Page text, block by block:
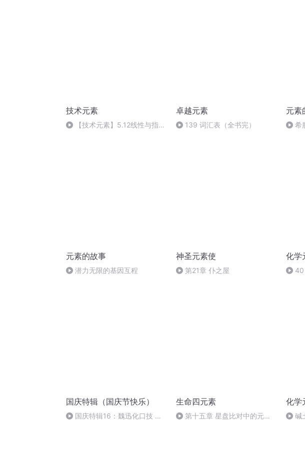
技术元素
【技术元素】5.12线性与指数
卓越元素
139 词汇表（全书完）
元素
希
元素的故事
潜力无限的基因互程
神圣元素使
第21章 仆之屋
化学
40
国庆特辑（国庆节快乐）
国庆特辑16：魏迅化口技 二
生命四元素
第十五章 星盘比对中的元素
化学
碱